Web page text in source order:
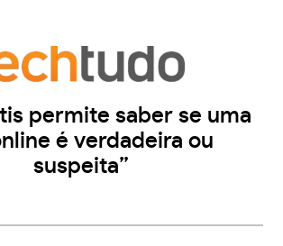
permite saber se uma
é verdadeira ou
suspeita”